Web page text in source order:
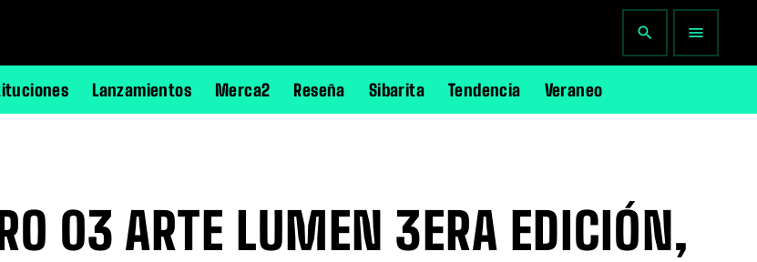
Lanzamientos Merca2 Reseña Sibarita Tendencia Veraneo
search menu
03 ARTE LUMEN 3ERA EDICIÓN,